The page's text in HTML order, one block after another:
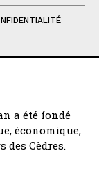
a été fondé
économique,
Cèdres.